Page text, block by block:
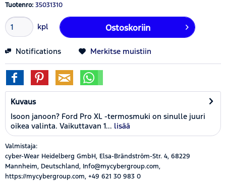
Tuotenro: 35031310
kpl Ostoskoriin
Notifications Merkitse muistiin
Kuvaus
Isoon janoon? Ford Pro XL -termosmuki on sinulle juuri
oikea valinta. Vaikuttavan 1... lisää
Valmistaja:
cyber-Wear Heidelberg GmbH, Elsa-Brändström-Str. 4, 68229
Mannheim, Deutschland, Info@mycybergroup.com,
https://mycybergroup.com, +49 621 30 983 0